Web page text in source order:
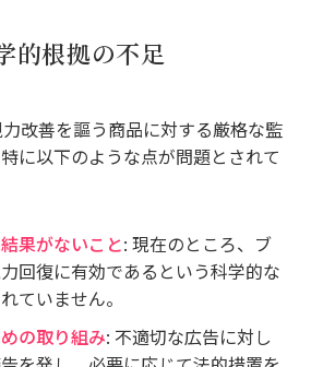
的根拠の不足
改善を謳う商品に対する厳格な監
に以下のような点が問題とされて
果がないこと: 現在のところ、ブ
回復に有効であるという科学的な
ていません。
の取り組み: 不適切な広告に対し